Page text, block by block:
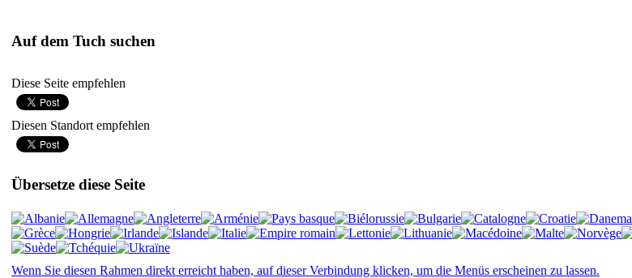
Auf dem Tuch suchen
Diese Seite empfehlen
Diesen Standort empfehlen
Übersetze diese Seite
Wenn Sie diesen Rahmen direkt erreicht haben, auf dieser Verbindung klicken, um die Menüs erscheinen zu lassen.